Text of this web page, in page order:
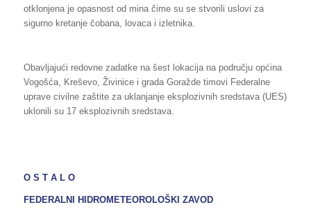
otklonjena je opasnost od mina čime su se stvorili uslovi za
sigurno kretanje čobana, lovaca i izletnika.
Obavljajući redovne zadatke na šest lokacija na području općina
Vogošća, Kreševo, Živinice i grada Goražde timovi Federalne
uprave civilne zaštite za uklanjanje eksplozivnih sredstava (UES)
uklonili su 17 eksplozivnih sredstava.
O S T A L O
FEDERALNI HIDROMETEOROLOŠKI ZAVOD